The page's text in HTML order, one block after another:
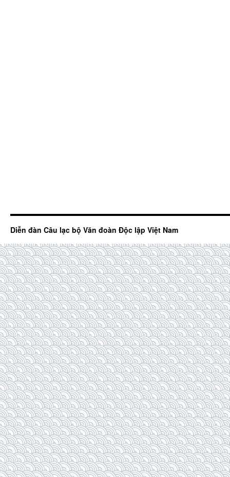
Diễn đàn Câu lạc bộ Văn đoàn Độc lập Việt Nam